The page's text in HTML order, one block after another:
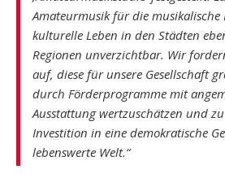
Amateurmusik für die
kulturelle Leben in den Städten
Regionen unverzichtbar. Wir
auf, diese für unsere Gesellschaft
durch Förderprogramme mit
Ausstattung wertzuschätzen und
Investition in eine demokratische
lebenswerte Welt.“